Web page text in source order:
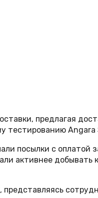
предлагая
тестированию
посылки с оплатой
активнее добывать